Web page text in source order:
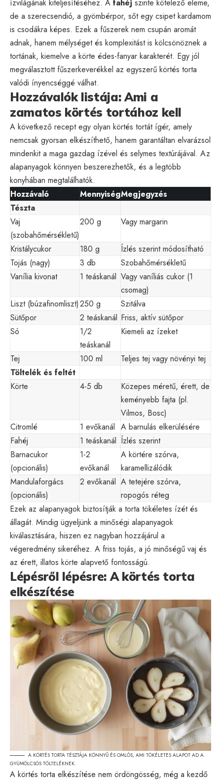
ízvilágának kiteljesítéséhez. A fahéj szinte kötelező eleme,
de a szerecsendió, a gyömbérpor, sőt egy csipet kardamom
is csodákra képes. Ezek a fűszerek nem csupán aromát
adnak, hanem mélységet és komplexitást is kölcsönöznek a
tortának, kiemelve a körte édes-fanyar karakterét. Egy jól
megválasztott fűszerkeverékkel az egyszerű körtés torta
valódi ínyencséggé válhat.
Hozzávalók listája: Ami a
zamatos körtés tortához kell
A következő recept egy olyan körtés tortát ígér, amely
nemcsak gyorsan elkészíthető, hanem garantáltan elvarázsol
mindenkit a maga gazdag ízével és selymes textúrájával. Az
alapanyagok könnyen beszerezhetők, és a legtöbb
konyhában megtalálhatók.
Hozzávaló
MennyiségMegjegyzés
Tészta
Vaj
(szobahőmérsékletű)
200 g Vagy margarin
Kristálycukor 180 g
Ízlés szerint módosítható
Tojás (nagy)
3 db
Szobahőmérsékletű
Vanília kivonat
1 teáskanál Vagy vaníliás cukor (1
csomag)
Liszt (búzafinomliszt)250 g
Szitálva
Sütőpor
2 teáskanál Friss, aktív sütőpor
Só
1/2
teáskanál
Kiemeli az ízeket
Tej 100 ml
Teljes tej vagy növényi tej
Töltelék és feltét
Körte
4-5 db
Közepes méretű, érett, de
keményebb fajta (pl.
Vilmos, Bosc)
Citromlé
1 evőkanál A barnulás elkerülésére
Fahéj
1 teáskanál Ízlés szerint
Barnacukor
(opcionális)
1-2
evőkanál
A körtére szórva,
karamellizálódik
Mandulaforgács
(opcionális)
2 evőkanál A tetejére szórva,
ropogós réteg
Ezek az alapanyagok biztosítják a torta tökéletes ízét és
állagát. Mindig ügyeljünk a minőségi alapanyagok
kiválasztására, hiszen ez nagyban hozzájárul a
végeredmény sikeréhez. A friss tojás, a jó minőségű vaj és
az érett, illatos körte alapvető fontosságú.
Lépésről lépésre: A körtés torta
elkészítése
A KÖRTÉS TORTA TÉSZTÁJA KÖNNYŰ ÉS OMLÓS, AMI TÖKÉLETES ALAPOT AD A
GYÜMÖLCSÖS TÖLTELÉKNEK.
A körtés torta elkészítése nem ördöngösség, még a kezdő